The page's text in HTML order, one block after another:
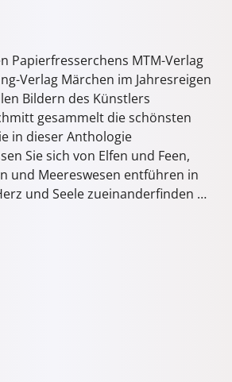
Papierfresserchens MTM-Verlag
Verlag Märchen im Jahresreigen
Bildern des Künstlers
gesammelt die schönsten
in dieser Anthologie
Sie sich von Elfen und Feen,
und Meereswesen entführen in
und Seele zueinanderfinden …